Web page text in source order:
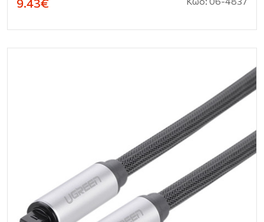
9.43€